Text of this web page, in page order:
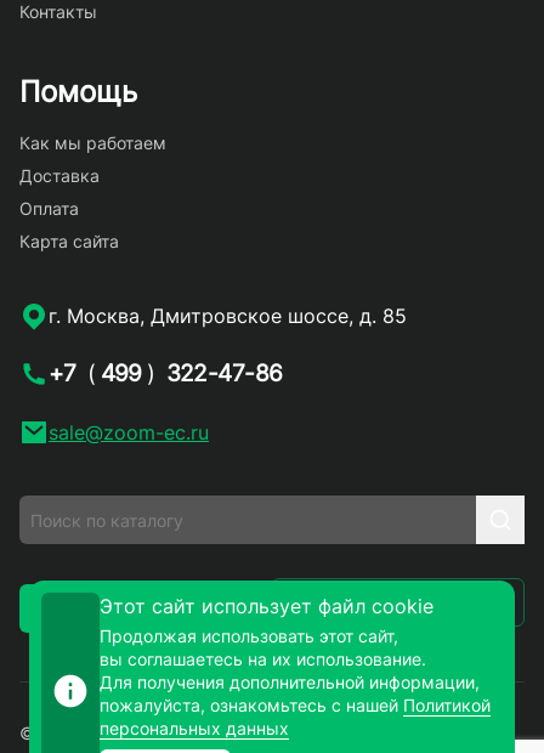
Контакты
Помощь
Как мы работаем
Доставка
Оплата
Карта сайта
г. Москва, Дмитровское шоссе, д. 85
+7 ( 499 ) 322-47-86
sale@zoom-ec.ru
Заказать звонок Написать письмо
© 2026. ЗУМ-СМД – продажа электронных компонентов
Этот сайт использует файл cookie
Продолжая использовать этот сайт,
вы соглашаетесь на их использование.
Для получения дополнительной информации,
пожалуйста, ознакомьтесь с нашей Политикой
персональных данных